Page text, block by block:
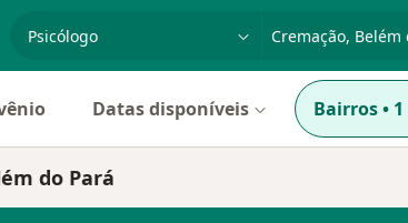
especialidade, doença ou nomecidade ou região
Datas disponíveis Bairros• 1
do Pará